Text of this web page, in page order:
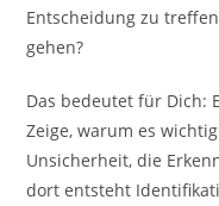
Entscheidung zu
gehen?
Das bedeutet für Dich:
Zeige, warum es
Unsicherheit, die
dort entsteht